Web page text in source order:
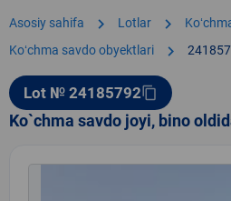
Asosiy sahifa chevron_right Lotlar chevron_right
Koʻchma savdo obyektlari chevron_right
Lot № 24185792content_copy
Ko`chma savdo joyi, bino